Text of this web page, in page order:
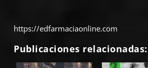
https://edfarmaciaonline.com
Publicaciones relacionadas: